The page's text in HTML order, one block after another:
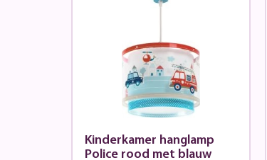
Kinderkamer hanglamp
Police rood met blauw